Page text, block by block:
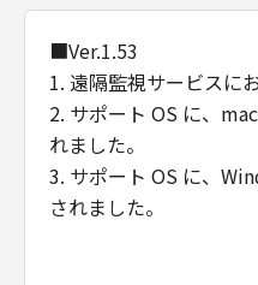
特定の目的への適合
保証も、明示たると黙
ないものとします。
(2) キヤノン、キヤノ
売代理店及び販売店は
の使用または使用不
（逸失利益及びその
損害を含むがこれらに
■Ver.1.53
1. 遠隔監視サービスに
2. サポート OS に、
れました。
3. サポート OS に、
されました。